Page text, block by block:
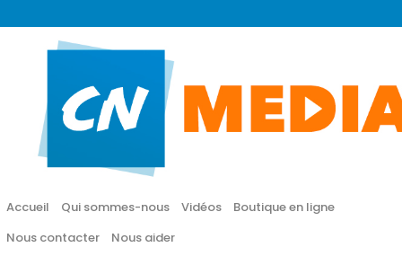
Accueil Qui sommes-nous Vidéos
Boutique en ligne
Nous contacter
Nous aider
CN MÉDIA
Une vie nouvelle en JESUS !
Accueil
Vidéos